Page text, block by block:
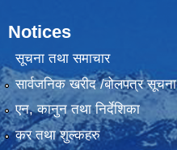
Notices
सूचना तथा समाचार
सार्वजनिक खरीद /बोलपत्र सूचना
एन, कानुन तथा निर्देशिका
कर तथा शुल्कहरु